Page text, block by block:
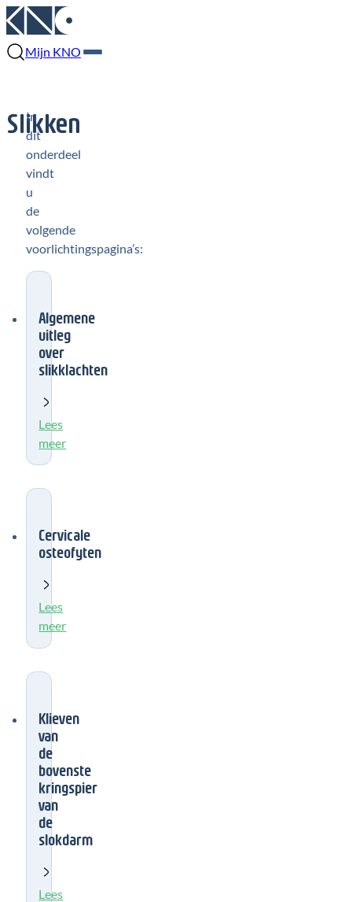
Mijn KNO
Slikken
In
dit
onderdeel
vindt
u
de
volgende
voorlichtingspagina’s:
Algemene
uitleg
over
slikklachten
Lees
meer
Cervicale
osteofyten
Lees
meer
Klieven
van
de
bovenste
kringspier
van
de
slokdarm
Lees